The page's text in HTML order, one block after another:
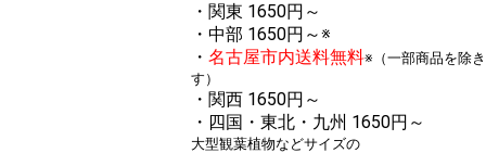
・関東 1650円～
・中部 1650円～※
・ 名古屋市内送料無料※（一部商品を除
す）
・関西 1650円～
・四国・東北・九州 1650円～
大型観葉植物などサイズの